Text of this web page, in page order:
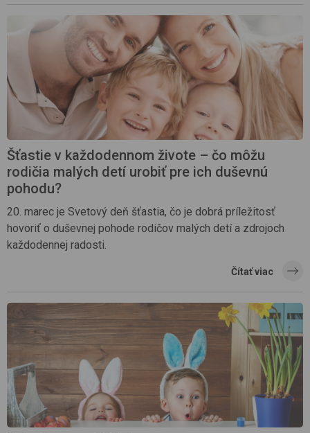
Šťastie v každodennom živote – čo môžu
rodičia malých detí urobiť pre ich duševnú
pohodu?
20. marec je Svetový deň šťastia, čo je dobrá príležitosť
hovoriť o duševnej pohode rodičov malých detí a zdrojoch
každodennej radosti.
Čítať viac